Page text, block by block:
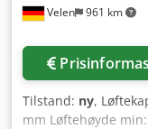
variabel: 3 til 14 m/
Tekniske data og
lastet! • Maskinene
Velen 961 km
Tilstand: ny,
mm Løftehøyde